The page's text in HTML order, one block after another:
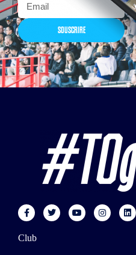
SOUSCRIRE
Club